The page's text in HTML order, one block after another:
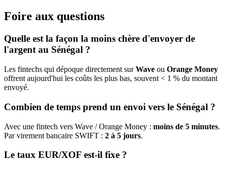
Foire aux questions
Quelle est la façon la moins chère d'envoyer de
l'argent au Sénégal ?
Les fintechs qui dépoque directement surWave ou Orange Money
offrent aujourd'hui les coûts les plus bas, souvent < 1 % du montant
envoyé.
Combien de temps prend un envoi vers le Sénégal ?
Avec une fintech vers Wave / Orange Money : moins de 5 minutes.
Par virement bancaire SWIFT : 2 à 5 jours.
Le taux EUR/XOF est-il fixe ?